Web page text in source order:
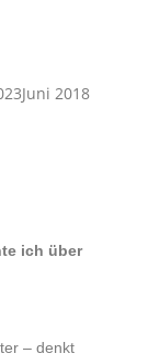
2018
ich über
– denkt